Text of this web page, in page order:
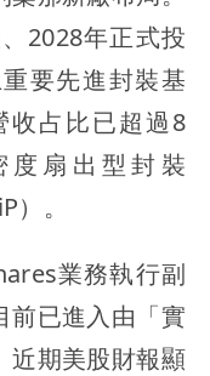
2028年正式投
要先進封裝基
占比已超過8
度扇出型封裝
）。
業務執行副
前已進入由「實
近期美股財報顯